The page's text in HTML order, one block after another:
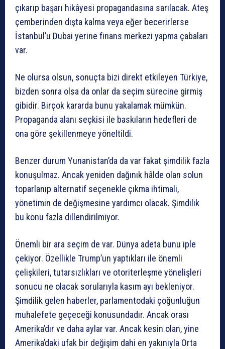
çıkarıp başarı hikâyesi propagandasına sarılacak. Ateş
çemberinden dışta kalma veya eğer becerirlerse
İstanbul’u Dubai yerine finans merkezi yapma çabaları
var.
Ne olursa olsun, sonuçta bizi direkt etkileyen Türkiye,
bizden sonra olsa da onlar da seçim sürecine girmiş
gibidir. Birçok kararda bunu yakalamak mümkün.
Propaganda alanı seçkisi ile baskıların hedefleri de
ona göre şekillenmeye yöneltildi.
Benzer durum Yunanistan’da da var fakat şimdilik fazla
konuşulmaz. Ancak yeniden dağınık hâlde olan solun
toparlanıp alternatif seçenekle çıkma ihtimali,
yönetimin de değişmesine yardımcı olacak. Şimdilik
bu konu fazla dillendirilmiyor.
Önemli bir ara seçim de var. Dünya adeta bunu iple
çekiyor. Özellikle Trump’un yaptıkları ile önemli
çelişkileri, tutarsızlıkları ve otoriterleşme yönelişleri
sonucu ne olacak sorularıyla kasım ayı bekleniyor.
Şimdilik gelen haberler, parlamentodaki çoğunluğun
muhalefete geçeceği konusundadır. Ancak orası
Amerika’dır ve daha aylar var. Ancak kesin olan, yine
Amerika’daki ufak bir değişim dahi en yakınıyla Orta